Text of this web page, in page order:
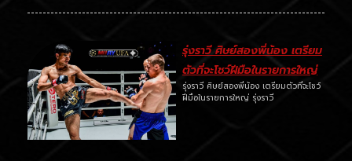
รุ่งราวี ศิษย์สองพี่น้อง เตรียม
ตัวที่จะโชว์ฝีมือในรายการใหญ่
รุ่งราวี ศิษย์สองพี่น้อง เตรียมตัวที่จะโชว์
ฝีมือในรายการใหญ่ รุ่งราวี